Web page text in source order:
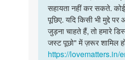
मुझे
सेक्सी
लड़की
की
जरूरत
कीजियेगा
हम
आपकी
इस
विषय…
सहायता नहीं कर सकते.
पूछिए. यदि किसी भी मुद्दे पर
जुड़ना चाहते हैं, तो हमारे
जस्ट पूछो" में ज़रूर शामिल
https://lovematters.in/